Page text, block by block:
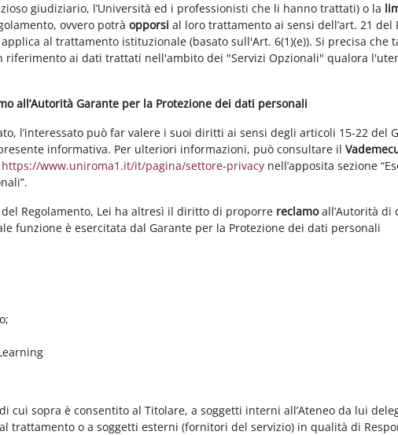
giudiziario, l’Università ed i professionisti che li hanno trattati) o la
ovvero potràopporsi al loro trattamento ai sensi dell’art. 21 del
al trattamento istituzionale (basato sull'Art. 6(1)(e)). Si precisa che
riferimento ai dati trattati nell'ambito dei "Servizi Opzionali" qualora
all’Autorità Garante per la Protezione dei dati personali
l’interessato può far valere i suoi diritti ai sensi degli articoli 15-22 del
informativa. Per ulteriori informazioni, può consultare il
https://www.uniroma1.it/it/pagina/settore-privacy nell’apposita sezione
Regolamento, Lei ha altresì il diritto di proporre reclamoall’Autorità di
funzione è esercitata dal Garante per la Protezione dei dati personali
cui sopra è consentito al Titolare, a soggetti interni all’Ateneo da lui
trattamento o a soggetti esterni (fornitori del servizio) in qualità di